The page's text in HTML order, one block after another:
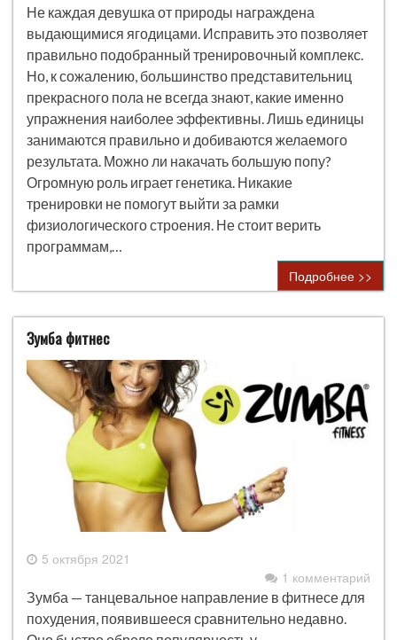
Не каждая девушка от природы награждена
выдающимися ягодицами. Исправить это позволяет
правильно подобранный тренировочный комплекс.
Но, к сожалению, большинство представительниц
прекрасного пола не всегда знают, какие именно
упражнения наиболее эффективны. Лишь единицы
занимаются правильно и добиваются желаемого
результата. Можно ли накачать большую попу?
Огромную роль играет генетика. Никакие
тренировки не помогут выйти за рамки
физиологического строения. Не стоит верить
программам,…
Подробнее >>
Зумба фитнес
5 октября 2021
1 комментарий
Зумба — танцевальное направление в фитнесе для
похудения, появившееся сравнительно недавно.